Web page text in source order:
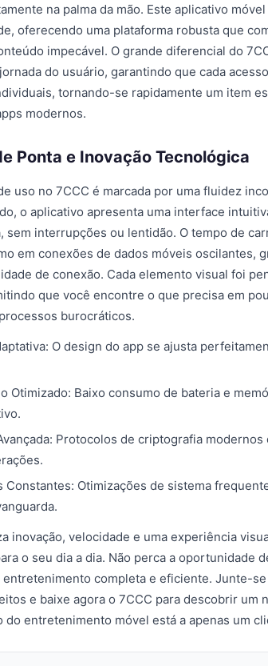
na palma da mão. Este aplicativo
oferecendo uma plataforma robusta que
impecável. O grande diferencial do
do usuário, garantindo que cada
tornando-se rapidamente um item
modernos.
Ponta e Inovação Tecnológica
uso no 7CCC é marcada por uma fluidez
o aplicativo apresenta uma interface
sem interrupções ou lentidão. O tempo de
em conexões de dados móveis oscilantes,
de conexão. Cada elemento visual foi
que você encontre o que precisa em
burocráticos.
O design do app se ajusta
Otimizado: Baixo consumo de bateria e
Protocolos de criptografia
Constantes: Otimizações de sistema
inovação, velocidade e uma experiência
o seu dia a dia. Não perca a oportunidade
entretenimento completa e eficiente. Junte-
e baixe agora o 7CCC para descobrir um
do entretenimento móvel está a apenas um